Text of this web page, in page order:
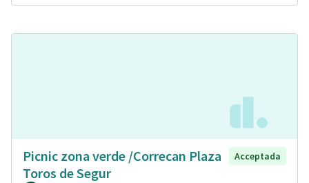
Picnic zona verde /Correcan Plaza
Toros de Segur
Acceptada